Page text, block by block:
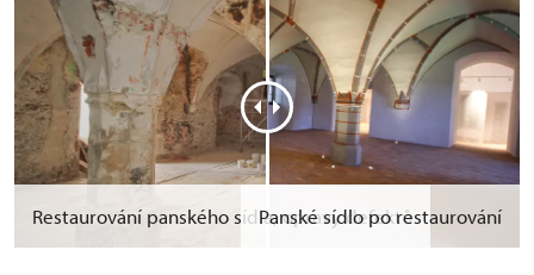
Restaurování panského sídla, opravy defektů
Panské sídlo po restaurování